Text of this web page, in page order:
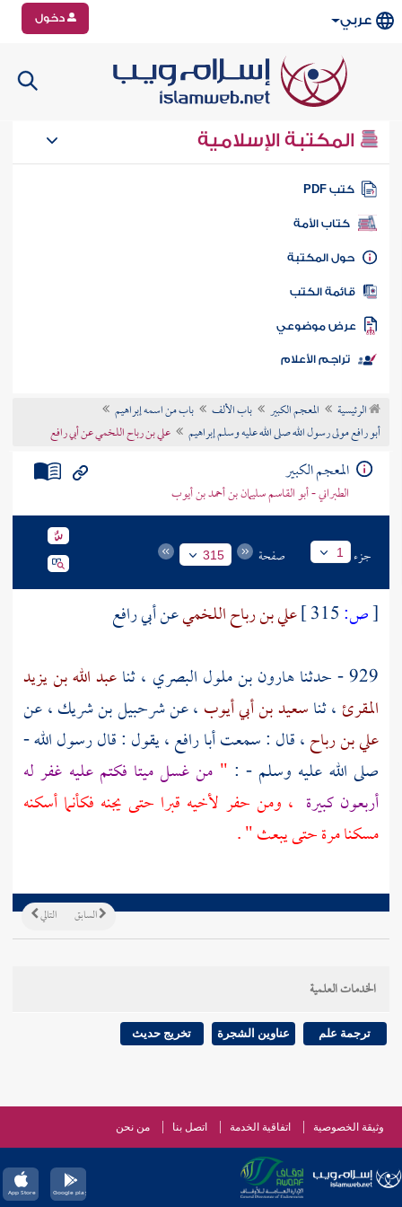
عربي دخول
المكتبة الإسلامية
كتب PDF
كتاب الأمة
المكتبة
الكتب
موضوعي
تراجم الأعلام
الرئيسية المعجم الكبير باب الألف
باب من اسمه إبراهيم
أبو رافع مولى رسول الله صلى الله عليه وسلم إبراهيم
علي بن رباح اللخمي عن أبي رافع
المعجم الكبير
الطبراني - أبو القاسم سليمان بن أحمد بن أيوب
جزء 1 صفحة 315
[ص: علي بن رباح اللخميعنأبي رافع
929 - حدثنا
هارون بن ملول البصري ، ثناعبد الله بن يزيد
المقرئ ، ثناسعيد بن أبي أيوب ، عنشرحبيل بن شريك، عن
علي بن رباح، قال : سمعتأبا رافع، يقول : قال رسول الله -
صلى الله عليه وسلم - : " من غسل ميتا فكتم عليه غفر له
أربعون كبيرة ، ومن حفر لأخيه قبرا حتى يجنه فكأنما أسكنه
مسكنا مرة حتى يبعث " .
التالي السابق
الخدمات العلمية
ترجمة علم عناوين الشجرة تخريج حديث
وثيقة الخصوصية اتفاقية الخدمة اتصل بنا من نحن